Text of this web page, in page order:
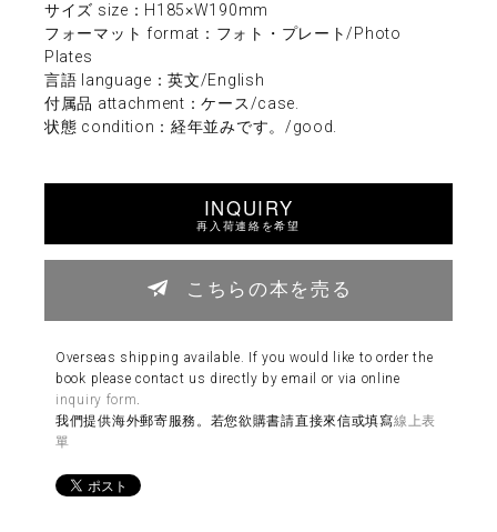
サイズ size：H185×W190mm
フォーマット format：フォト・プレート/Photo
Plates
言語 language：英文/English
付属品 attachment：ケース/case.
状態 condition：経年並みです。/good.
INQUIRY
再入荷連絡を希望
こちらの本を売る
Overseas shipping available. If you would like to order the
book please contact us directly by email or via online
inquiry form.
我們提供海外郵寄服務。若您欲購書請直接來信或填寫線上表
單